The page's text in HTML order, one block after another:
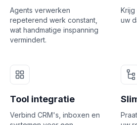
Agents verwerken
repeterend werk constant,
wat handmatige inspanning
vermindert.
uw
Tool integratie
Verbind CRM's, inboxen en